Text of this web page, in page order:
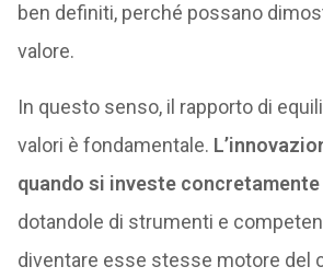
ben definiti, perché possano
valore.
In questo senso, il rapporto di
valori è fondamentale.
quando si investe
dotandole di strumenti e
diventare esse stesse motore del